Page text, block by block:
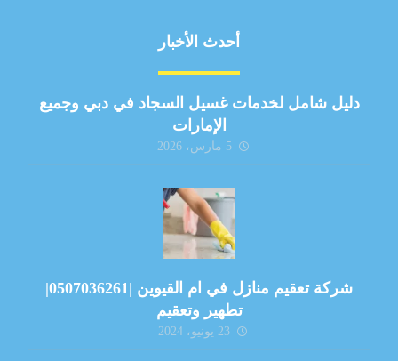
أحدث الأخبار
دليل شامل لخدمات غسيل السجاد في دبي وجميع
الإمارات
5 مارس، 2026
شركة تعقيم منازل في ام القيوين |0507036261|
تطهير وتعقيم
23 يونيو، 2024